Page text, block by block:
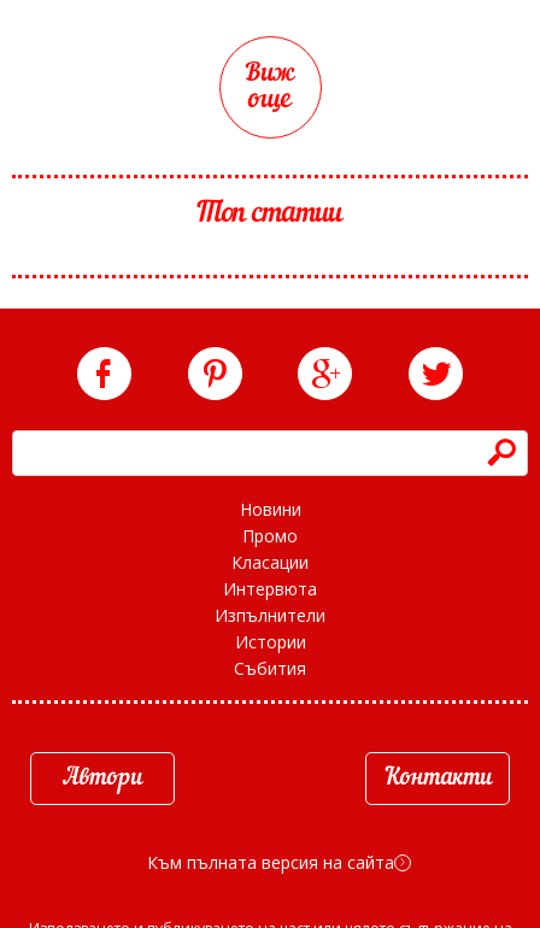
Виж
още
Топ статии
h
Новини
Промо
Класации
Интервюта
Изпълнители
Истории
Събития
Автори Контакти
Към пълната версия на сайта d